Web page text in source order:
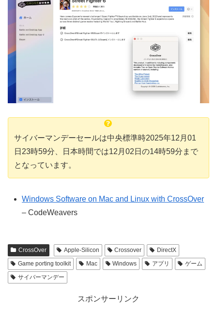
サイバーマンデーセールは中央標準時2025年12月01
日23時59分、日本時間では12月02日の14時59分まで
となっています。
Windows Software on Mac and Linux with CrossOver
– CodeWeavers
CrossOver Apple-Silicon Crossover
DirectX
Game porting toolkit
Mac Windows アプリ
ゲーム
サイバーマンデー
スポンサーリンク